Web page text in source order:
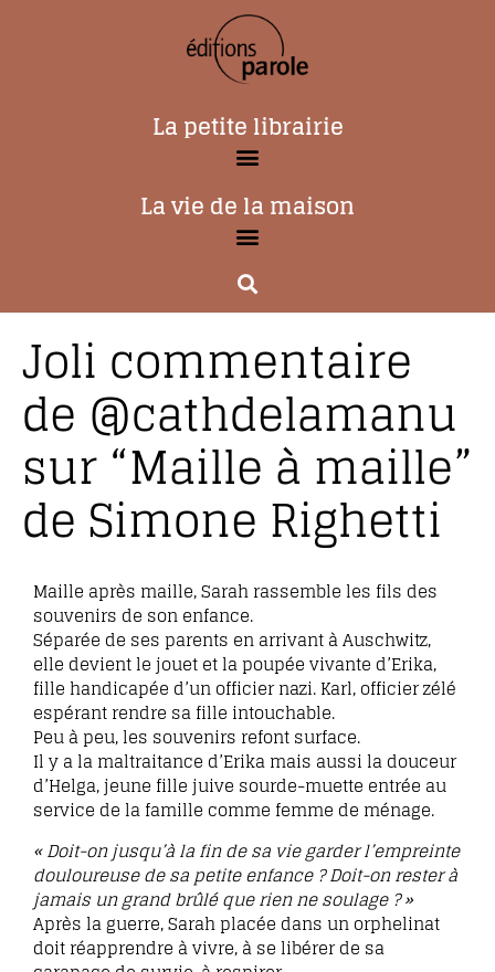
La petite librairie
La vie de la maison
Joli commentaire
de @cathdelamanu
sur “Maille à maille”
de Simone Righetti
Maille après maille, Sarah rassemble les fils des
souvenirs de son enfance.
Séparée de ses parents en arrivant à Auschwitz,
elle devient le jouet et la poupée vivante d’Erika,
fille handicapée d’un officier nazi. Karl, officier zélé
espérant rendre sa fille intouchable.
Peu à peu, les souvenirs refont surface.
Il y a la maltraitance d’Erika mais aussi la douceur
d’Helga, jeune fille juive sourde-muette entrée au
service de la famille comme femme de ménage.
« Doit-on jusqu’à la fin de sa vie garder l’empreinte
douloureuse de sa petite enfance ? Doit-on rester à
jamais un grand brûlé que rien ne soulage ? »
Après la guerre, Sarah placée dans un orphelinat
doit réapprendre à vivre, à se libérer de sa